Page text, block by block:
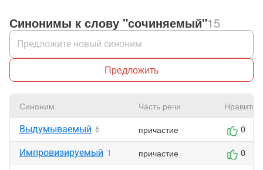
Синонимы к слову "сочиняемый"15
Предложить
Синоним Часть речи Нравится
Выдумываемый 6 причастие 0
Импровизируемый 1 причастие 0